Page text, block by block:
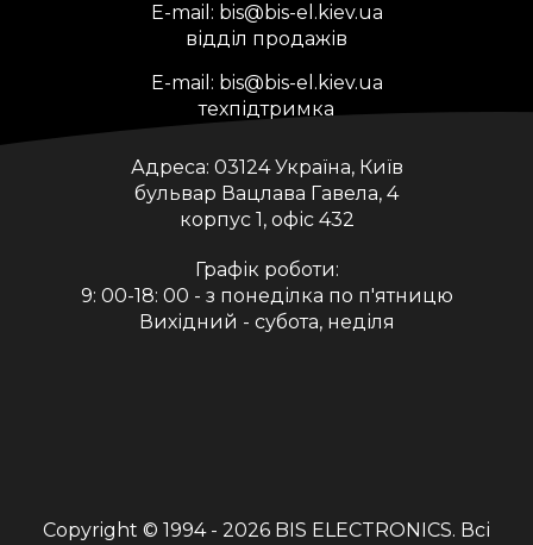
E-mail: bis@bis-el.kiev.ua
відділ продажів
E-mail: bis@bis-el.kiev.ua
техпідтримка
Адреса: 03124 Україна, Київ
бульвар Вацлава Гавела, 4
корпус 1, офіс 432
Графік роботи:
9: 00-18: 00 - з понеділка по п'ятницю
Вихідний - субота, неділя
Copyright © 1994 - 2026 BIS ELECTRONICS. Всі